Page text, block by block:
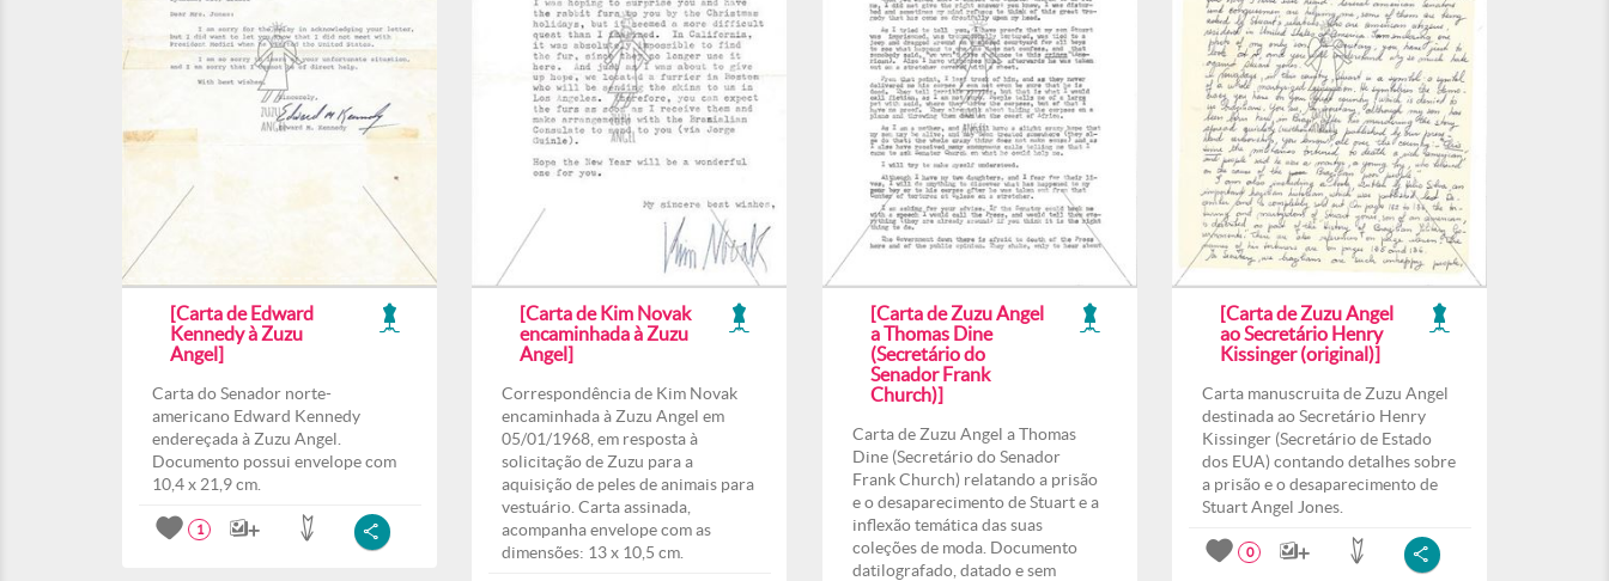
[Carta de Edward
Kennedy à Zuzu
Angel]
Carta do Senador norte-
americano Edward Kennedy
endereçada à Zuzu Angel.
Documento possui envelope com
10,4 x 21,9 cm.
1
[Carta de Kim Novak
encaminhada à Zuzu
Angel]
Correspondência de Kim Novak
encaminhada à Zuzu Angel em
05/01/1968, em resposta à
solicitação de Zuzu para a
aquisição de peles de animais para
vestuário. Carta assinada,
acompanha envelope com as
dimensões: 13 x 10,5 cm.
[Carta de Zuzu Angel
a Thomas Dine
(Secretário do
Senador Frank
Church)]
Carta de Zuzu Angel a Thomas
Dine (Secretário do Senador
Frank Church) relatando a prisão
e o desaparecimento de Stuart e a
inflexão temática das suas
coleções de moda. Documento
datilografado, datado e sem
[Carta de Zuzu Angel
ao Secretário Henry
Kissinger (original)]
Carta manuscruita de Zuzu Angel
destinada ao Secretário Henry
Kissinger (Secretário de Estado
dos EUA) contando detalhes sobre
a prisão e o desaparecimento de
Stuart Angel Jones.
0